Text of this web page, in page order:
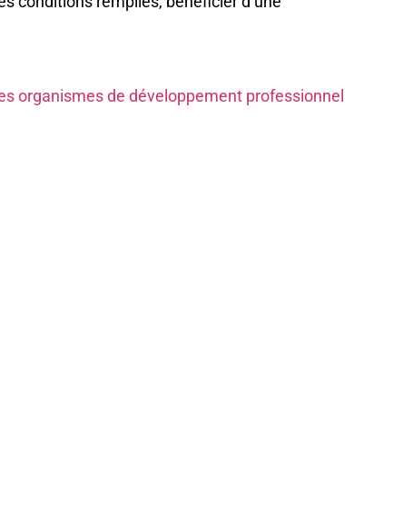
organismes de développement professionnel